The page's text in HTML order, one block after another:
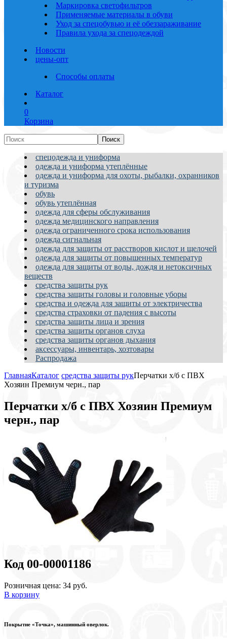
Маркировка светофильтров
Применяемые материалы в обуви
Уход за спецобувью и её обеззараживание
Правила ухода за спецодеждой
Новости
цены-опт
Способы оплаты
Каталог
0
Корзина
спецодежда и униформа
одежда и униформа утеплённые
одежда и униформа для охоты, рыбалки, охранников
и туризма
обувь
обувь утеплённая
одежда для сферы обслуживания
одежда медицинского направления
одежда ограниченного срока использования
одежда сигнальная
одежда для защиты от расстворов кислот и щелочей
одежда для защиты от повышенных температур
одежда для защиты от воды, дождя и нетоксичных
веществ
средства защиты рук
средства защиты головы и головные уборы
средства и одежда для защиты от электричества
средства страховки от падения с высоты
средства защиты лица и зрения
средства защиты органов слуха
средства защиты органов дыхания
аксессуары, инвентарь, хозтовары
Распродажа
ГлавнаяКаталог средства защиты рукПерчатки х/б с ПВХ
Хозяин Премиум черн., пар
Перчатки х/б с ПВХ Хозяин Премиум
черн., пар
Код 00-00001186
Розничная цена: 34 руб.
В корзину
Покрытие «Точка», машинный оверлок.